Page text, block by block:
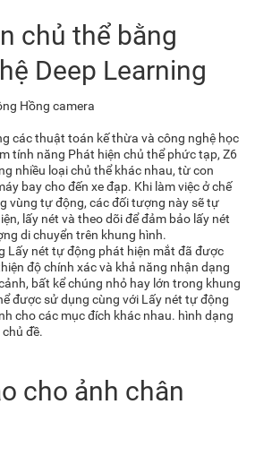
chủ thể bằng
Deep Learning
các thuật toán kế thừa và công nghệ học
tính năng Phát hiện chủ thể phức tạp, Z6
nhiều loại chủ thể khác nhau, từ con
bay cho đến xe đạp. Khi làm việc ở chế
vùng tự động, các đối tượng này sẽ tự
lấy nét và theo dõi để đảm bảo lấy nét
di chuyển trên khung hình.
Lấy nét tự động phát hiện mắt đã được
độ chính xác và khả năng nhận dạng
bất kể chúng nhỏ hay lớn trong khung
được sử dụng cùng với Lấy nét tự động
cho các mục đích khác nhau. hình dạng
đề.
cho ảnh chân